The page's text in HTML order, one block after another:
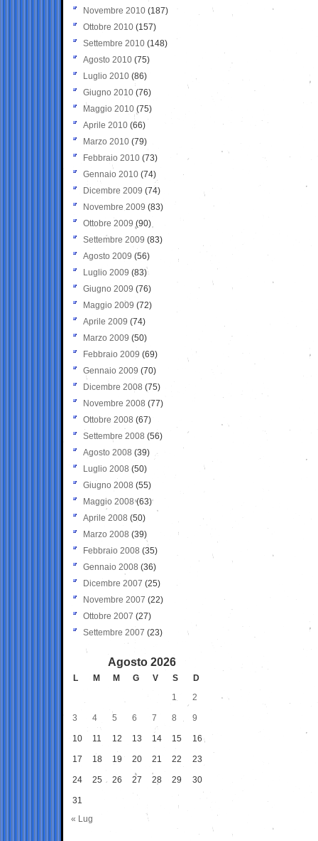
Novembre 2010 (187)
Ottobre 2010 (157)
Settembre 2010 (148)
Agosto 2010 (75)
Luglio 2010 (86)
Giugno 2010 (76)
Maggio 2010 (75)
Aprile 2010 (66)
Marzo 2010 (79)
Febbraio 2010 (73)
Gennaio 2010 (74)
Dicembre 2009 (74)
Novembre 2009 (83)
Ottobre 2009 (90)
Settembre 2009 (83)
Agosto 2009 (56)
Luglio 2009 (83)
Giugno 2009 (76)
Maggio 2009 (72)
Aprile 2009 (74)
Marzo 2009 (50)
Febbraio 2009 (69)
Gennaio 2009 (70)
Dicembre 2008 (75)
Novembre 2008 (77)
Ottobre 2008 (67)
Settembre 2008 (56)
Agosto 2008 (39)
Luglio 2008 (50)
Giugno 2008 (55)
Maggio 2008(63)
Aprile 2008 (50)
Marzo 2008 (39)
Febbraio 2008 (35)
Gennaio 2008 (36)
Dicembre 2007 (25)
Novembre 2007 (22)
Ottobre 2007 (27)
Settembre 2007 (23)
Agosto 2026
L M M G V S
D
1
2
3 4 5 6 7 8 9
10 11 12 13 14 15 16
17 18 19 20 21 22 23
24 25 26 27 28 29 30
31
« Lug